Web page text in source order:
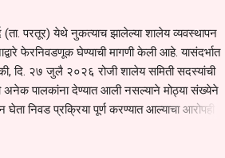
(ता. परतूर) येथे नुकत्याच झालेल्या शालेय व्यवस्थापन
फेरनिवडणूक घेण्याची मागणी केली आहे. यासंदर्भात
दि. २७ जुलै २०२६ रोजी शालेय समिती सदस्यांची
अनेक पालकांना देण्यात आली नसल्याने मोठ्या संख्येने
निवड प्रक्रिया पूर्ण करण्यात आल्याचा आरोपही
प्रती जिल्हा शिक्षण अधिकारी (प्राथमिक),